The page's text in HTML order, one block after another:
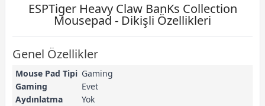
ESPTiger Heavy Claw BanKs Collection
Mousepad - Dikişli Özellikleri
Genel Özellikler
Mouse Pad Tipi Gaming
Gaming
Evet
Aydınlatma
Yok